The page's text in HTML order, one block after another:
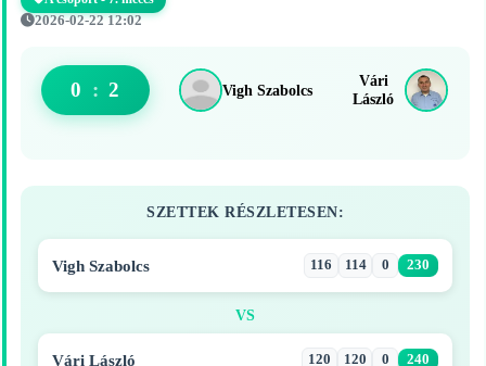
2026-02-22 12:02
Vigh Szabolcs
0 : 2
Vári
László
SZETTEK RÉSZLETESEN:
Vigh Szabolcs 116 114 0 230
VS
Vári László 120 120 0 240